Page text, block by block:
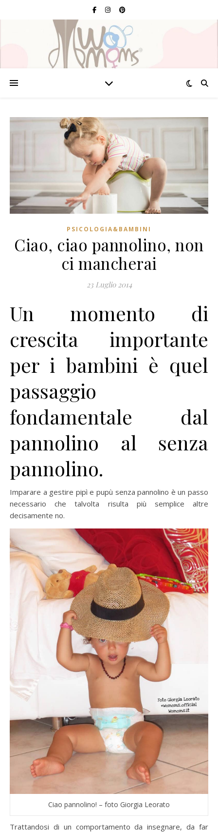
PSICOLOGIA&BAMBINI
Ciao, ciao pannolino, non
ci mancherai
23 Luglio 2014
Un momento di
crescita importante
per i bambini è quel
passaggio
fondamentale dal
pannolino al senza
pannolino.
Imparare a gestire pipì e pupù senza pannolino è un passo
necessario che talvolta risulta più semplice altre
decisamente no.
Ciao pannolino! – foto Giorgia Leorato
Trattandosi di un comportamento da insegnare, da far